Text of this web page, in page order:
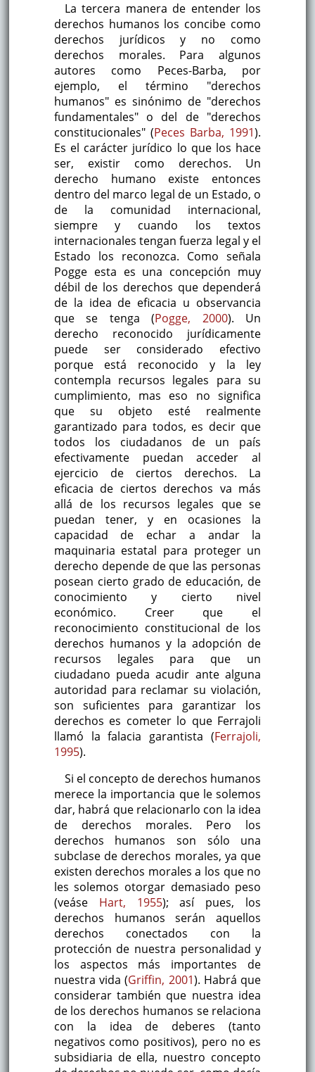
La tercera manera de entender los
derechos humanos los concibe como
derechos jurídicos y no como
derechos morales. Para algunos
autores como Peces-Barba, por
ejemplo, el término "derechos
humanos" es sinónimo de "derechos
fundamentales" o del de "derechos
constitucionales" (Peces Barba, 1991).
Es el carácter jurídico lo que los hace
ser, existir como derechos. Un
derecho humano existe entonces
dentro del marco legal de un Estado, o
de la comunidad internacional,
siempre y cuando los textos
internacionales tengan fuerza legal y el
Estado los reconozca. Como señala
Pogge esta es una concepción muy
débil de los derechos que dependerá
de la idea de eficacia u observancia
que se tenga (Pogge, 2000). Un
derecho reconocido jurídicamente
puede ser considerado efectivo
porque está reconocido y la ley
contempla recursos legales para su
cumplimiento, mas eso no significa
que su objeto esté realmente
garantizado para todos, es decir que
todos los ciudadanos de un país
efectivamente puedan acceder al
ejercicio de ciertos derechos. La
eficacia de ciertos derechos va más
allá de los recursos legales que se
puedan tener, y en ocasiones la
capacidad de echar a andar la
maquinaria estatal para proteger un
derecho depende de que las personas
posean cierto grado de educación, de
conocimiento y cierto nivel
económico. Creer que el
reconocimiento constitucional de los
derechos humanos y la adopción de
recursos legales para que un
ciudadano pueda acudir ante alguna
autoridad para reclamar su violación,
son suficientes para garantizar los
derechos es cometer lo que Ferrajoli
llamó la falacia garantista (Ferrajoli,
1995).
Si el concepto de derechos humanos
merece la importancia que le solemos
dar, habrá que relacionarlo con la idea
de derechos morales. Pero los
derechos humanos son sólo una
subclase de derechos morales, ya que
existen derechos morales a los que no
les solemos otorgar demasiado peso
(veáse Hart, 1955); así pues, los
derechos humanos serán aquellos
derechos conectados con la
protección de nuestra personalidad y
los aspectos más importantes de
nuestra vida (Griffin, 2001). Habrá que
considerar también que nuestra idea
de los derechos humanos se relaciona
con la idea de deberes (tanto
negativos como positivos), pero no es
subsidiaria de ella, nuestro concepto